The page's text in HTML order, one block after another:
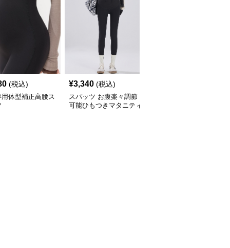
(税込)
体型補正高腰ス
¥3,340 (税込)
スパッツ お腹楽々調節
可能ひもつきマタニティ